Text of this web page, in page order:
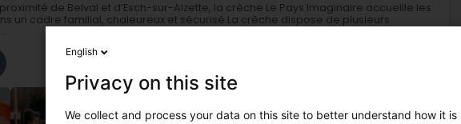
de Belval et d’Esch-sur-Alzette, la crèche Le Pays Imaginaire accueille les
un cadre familial, chaleureux et sécurisé.La crèche dispose de plusieurs
English
Privacy on this site
We collect and process your data on this site to better understand how it is